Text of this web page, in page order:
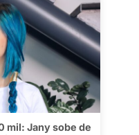
confira os 10 perfis
na Privacy